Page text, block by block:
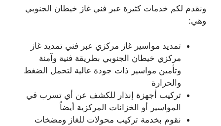
ونقدم لكم خدمات كثيرة عبر فني غاز خيطان الجنوبي
وهي:
تمديد مواسير غاز مركزي عبر فني تمديد غاز
مركزي خيطان الجنوبي بطريقة فنية وآمنة
وتأمين مواسير ذات جودة عالية لتحمل الضغط
والحرارة
تركيب أجهزة إنذار للكشف عن أي تسرب في
المواسير أو الخزانات المركزية أيضاً
نقوم بخدمة تركيب محولات للغاز ومضخات